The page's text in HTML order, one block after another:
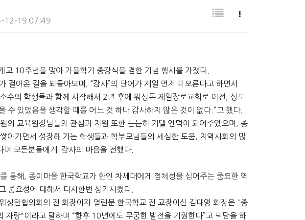
12-19 07:49
10주년을 맞아 가을학기 종강식을 겸한 기념 행사를 가졌다.
걸어온 길을 되돌아보며, “감사”의 단어가 제일 먼저 떠오른다고 하면서
수의 학생들과 함께 시작해서 2년 후에 워싱톤 제일장로교회로 이전, 성도
수 있었음을 생각할 때를 어느 것 하나 감사하지 않은 것이 없다.”고 했다.
의 교육원장님들의 관심과 지원 또한 든든히 기댈 언덕이 되어주었으며, 종
아가면서 성장해 가는 학생들과 학부모님들의 세심한 도움, 지역사회의 많
모든분들에게 감사의 마음을 전했다.
통해, 종이마을 한국학교가 한인 차세대에게 정체성을 심어주는 중요한 역
중요성에 대해서 다시한번 상기시켰다.
싱턴협의회의 전 회장이자 열린문 한국학교 전 교장이신 김대영 회장은 "종
자랑"이라고 말하며 “향후 10년에도 무궁한 발전을 기원한다”고 덕담을 하